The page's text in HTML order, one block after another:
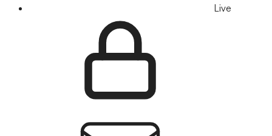
Live